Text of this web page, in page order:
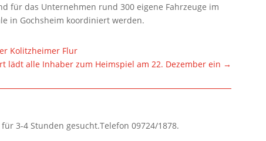
für das Unternehmen rund 300 eigene Fahrzeuge im
in Gochsheim koordiniert werden.
Kolitzheimer Flur
lädt alle Inhaber zum Heimspiel am 22. Dezember ein →
3-4 Stunden gesucht.Telefon 09724/1878.